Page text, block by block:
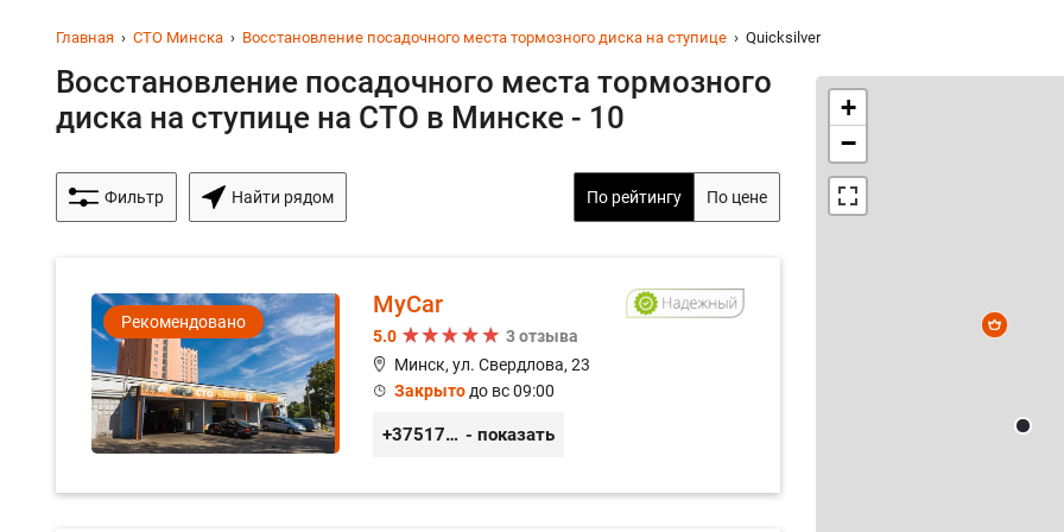
Главная СТО Минска Восстановление посадочного места тормозного диска на ступице Quicksilver
Восстановление посадочного места тормозного
диска на ступице на СТО в Минске - 10
Фильтр Найти рядом По рейтингу По цене
Рекомендовано
MyCar
5.0
3 отзыва
Минск, ул. Свердлова, 23
Закрытодо вс 09:00
+375173212443 - показать
+
−